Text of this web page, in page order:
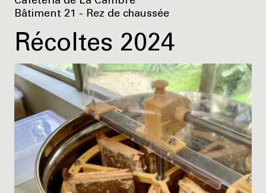
Bâtiment 21 - Rez de chaussée
Récoltes 2024